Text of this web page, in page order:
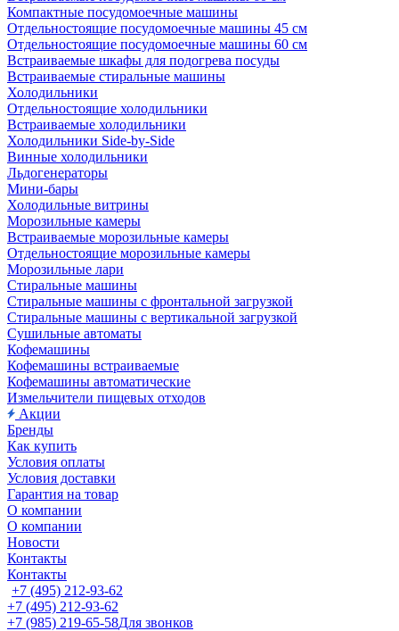
Компактные посудомоечные машины
Отдельностоящие посудомоечные машины 45 см
Отдельностоящие посудомоечные машины 60 см
Встраиваемые шкафы для подогрева посуды
Встраиваемые стиральные машины
Холодильники
Отдельностоящие холодильники
Встраиваемые холодильники
Холодильники Side-by-Side
Винные холодильники
Льдогенераторы
Мини-бары
Холодильные витрины
Морозильные камеры
Встраиваемые морозильные камеры
Отдельностоящие морозильные камеры
Морозильные лари
Стиральные машины
Стиральные машины с фронтальной загрузкой
Стиральные машины с вертикальной загрузкой
Сушильные автоматы
Кофемашины
Кофемашины встраиваемые
Кофемашины автоматические
Измельчители пищевых отходов
Акции
Бренды
Как купить
Условия оплаты
Условия доставки
Гарантия на товар
О компании
О компании
Новости
Контакты
Контакты
+7 (495) 212-93-62
+7 (495) 212-93-62
+7 (985) 219-65-58Для звонков